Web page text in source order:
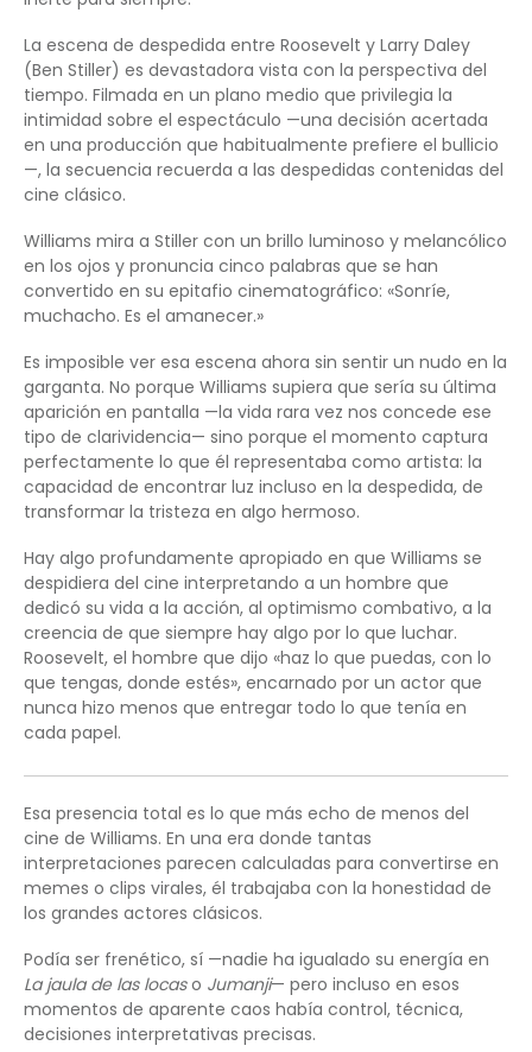
La escena de despedida entre Roosevelt y Larry Daley
(Ben Stiller) es devastadora vista con la perspectiva del
tiempo. Filmada en un plano medio que privilegia la
intimidad sobre el espectáculo —una decisión acertada
en una producción que habitualmente prefiere el bullicio
—, la secuencia recuerda a las despedidas contenidas del
cine clásico.
Williams mira a Stiller con un brillo luminoso y melancólico
en los ojos y pronuncia cinco palabras que se han
convertido en su epitafio cinematográfico: «Sonríe,
muchacho. Es el amanecer.»
Es imposible ver esa escena ahora sin sentir un nudo en la
garganta. No porque Williams supiera que sería su última
aparición en pantalla —la vida rara vez nos concede ese
tipo de clarividencia— sino porque el momento captura
perfectamente lo que él representaba como artista: la
capacidad de encontrar luz incluso en la despedida, de
transformar la tristeza en algo hermoso.
Hay algo profundamente apropiado en que Williams se
despidiera del cine interpretando a un hombre que
dedicó su vida a la acción, al optimismo combativo, a la
creencia de que siempre hay algo por lo que luchar.
Roosevelt, el hombre que dijo «haz lo que puedas, con lo
que tengas, donde estés», encarnado por un actor que
nunca hizo menos que entregar todo lo que tenía en
cada papel.
Esa presencia total es lo que más echo de menos del
cine de Williams. En una era donde tantas
interpretaciones parecen calculadas para convertirse en
memes o clips virales, él trabajaba con la honestidad de
los grandes actores clásicos.
Podía ser frenético, sí —nadie ha igualado su energía en
La jaula de las locaso Jumanji— pero incluso en esos
momentos de aparente caos había control, técnica,
decisiones interpretativas precisas.